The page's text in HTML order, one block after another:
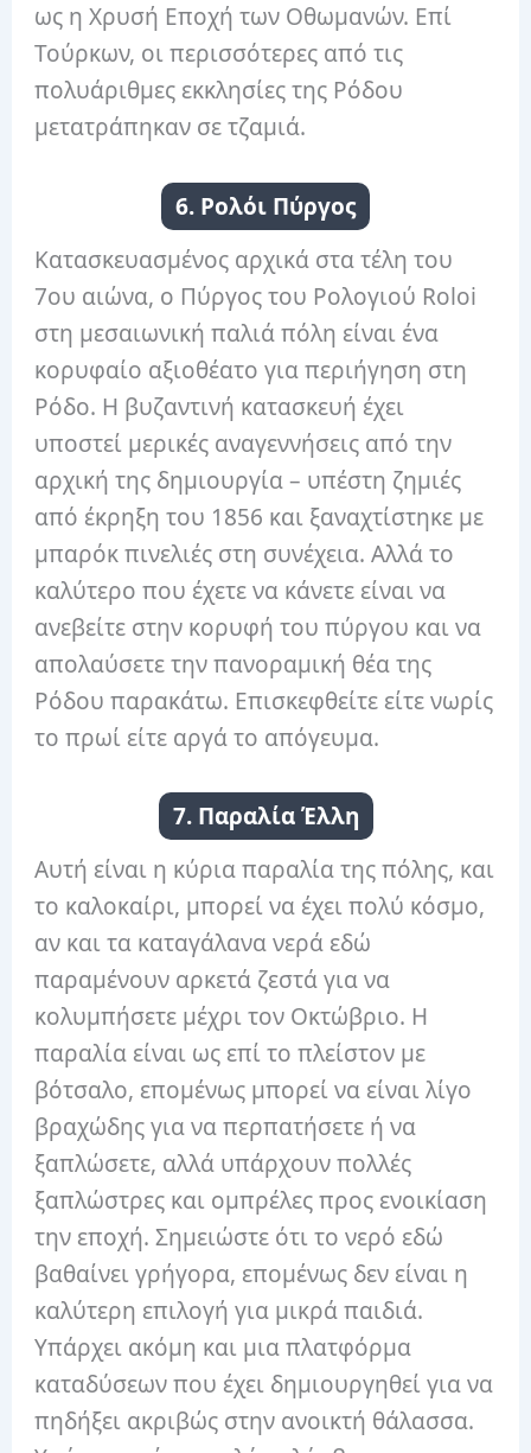
ως η Χρυσή Εποχή των Οθωμανών. Επί
Τούρκων, οι περισσότερες από τις
πολυάριθμες εκκλησίες της Ρόδου
μετατράπηκαν σε τζαμιά.
6. Ρολόι Πύργος
Κατασκευασμένος αρχικά στα τέλη του
7ου αιώνα, ο Πύργος του Ρολογιού Roloi
στη μεσαιωνική παλιά πόλη είναι ένα
κορυφαίο αξιοθέατο για περιήγηση στη
Ρόδο. Η βυζαντινή κατασκευή έχει
υποστεί μερικές αναγεννήσεις από την
αρχική της δημιουργία – υπέστη ζημιές
από έκρηξη του 1856 και ξαναχτίστηκε με
μπαρόκ πινελιές στη συνέχεια. Αλλά το
καλύτερο που έχετε να κάνετε είναι να
ανεβείτε στην κορυφή του πύργου και να
απολαύσετε την πανοραμική θέα της
Ρόδου παρακάτω. Επισκεφθείτε είτε νωρίς
το πρωί είτε αργά το απόγευμα.
7. Παραλία Έλλη
Αυτή είναι η κύρια παραλία της πόλης, και
το καλοκαίρι, μπορεί να έχει πολύ κόσμο,
αν και τα καταγάλανα νερά εδώ
παραμένουν αρκετά ζεστά για να
κολυμπήσετε μέχρι τον Οκτώβριο. Η
παραλία είναι ως επί το πλείστον με
βότσαλο, επομένως μπορεί να είναι λίγο
βραχώδης για να περπατήσετε ή να
ξαπλώσετε, αλλά υπάρχουν πολλές
ξαπλώστρες και ομπρέλες προς ενοικίαση
την εποχή. Σημειώστε ότι το νερό εδώ
βαθαίνει γρήγορα, επομένως δεν είναι η
καλύτερη επιλογή για μικρά παιδιά.
Υπάρχει ακόμη και μια πλατφόρμα
καταδύσεων που έχει δημιουργηθεί για να
πηδήξει ακριβώς στην ανοικτή θάλασσα.